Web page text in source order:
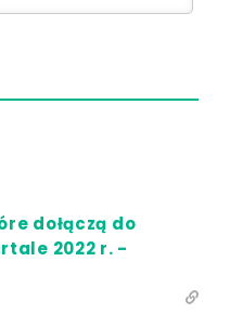
dołączą do
2022 r. -